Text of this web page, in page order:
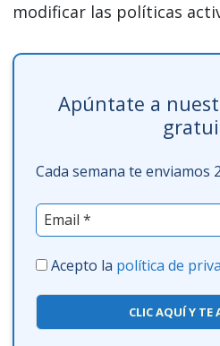
modificar las políticas
Apúntate a
Cada semana te enviamos
Acepto la política de
CLIC AQUÍ Y TE